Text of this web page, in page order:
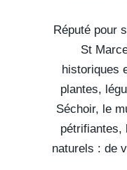
Réputé pour
St
historiques
plantes,
Séchoir, le
pétrifiantes,
naturels : de